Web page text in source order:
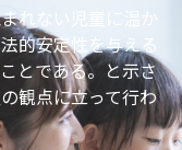
れない児童に温か
的安定性を与える
とである。と示さ
観点に⽴って⾏わ